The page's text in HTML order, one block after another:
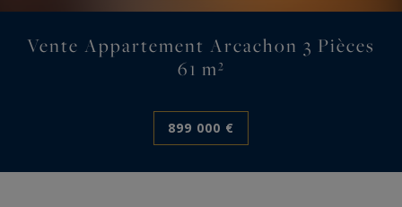
Vente Appartement Arcachon 3 Pièces
61 m²
899 000 €